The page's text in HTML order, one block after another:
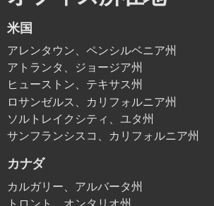
米国
アレンタウン、ペンシルベニア州
アトランタ、ジョージア州
ヒューストン、テキサス州
ロサンゼルス、カリフォルニア州
ソルトレイクシティ、ユタ州
サンフランシスコ、カリフォルニア州
カナダ
カルガリー、アルバータ州
トロント、オンタリオ州